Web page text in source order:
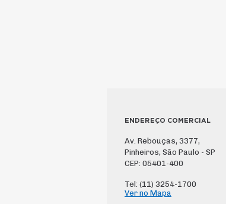
ENDEREÇO COMERCIAL
Av. Rebouças, 3377,
Pinheiros, São Paulo - SP
CEP: 05401-400
Tel: (11) 3254-1700
Ver no Mapa